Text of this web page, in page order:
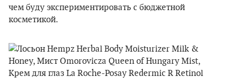
чем буду экспериментировать с бюджетной
косметикой.